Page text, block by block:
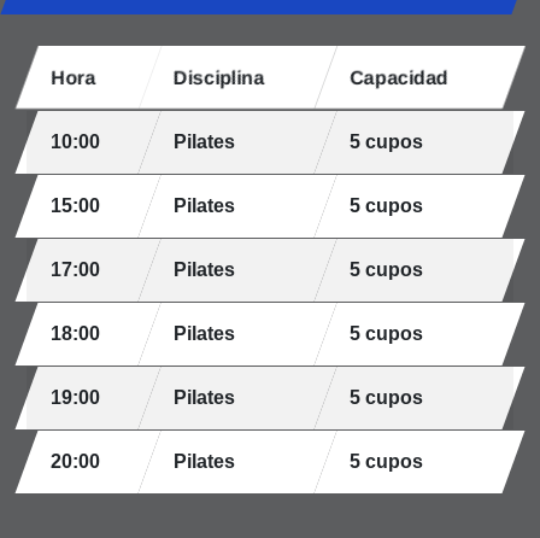
Hora Disciplina Capacidad
10:00 Pilates 5 cupos
15:00 Pilates 5 cupos
17:00 Pilates 5 cupos
18:00 Pilates 5 cupos
19:00 Pilates 5 cupos
20:00 Pilates 5 cupos